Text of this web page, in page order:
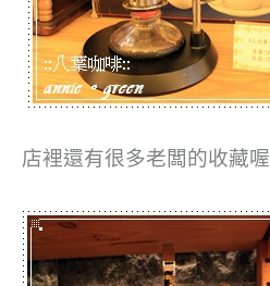
店裡還有很多老闆的收藏喔